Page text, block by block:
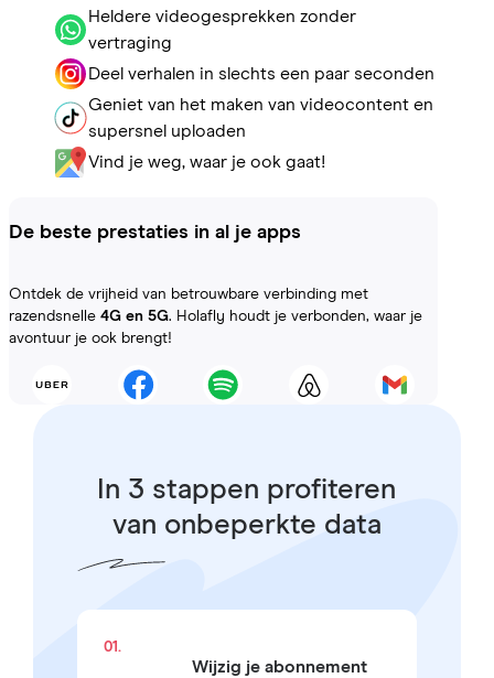
Heldere videogesprekken zonder
vertraging
Deel verhalen in slechts een paar seconden
Geniet van het maken van videocontent en
supersnel uploaden
Vind je weg, waar je ook gaat!
De beste prestaties in al je apps
Ontdek de vrijheid van betrouwbare verbinding met
razendsnelle 4G en 5G. Holafly houdt je verbonden, waar je
avontuur je ook brengt!
In 3 stappen profiteren
van onbeperkte data
01.
Wijzig je abonnement